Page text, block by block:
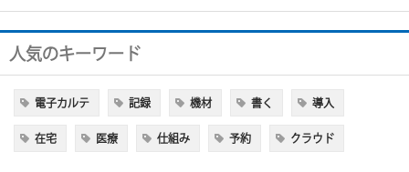
人気のキーワード
電子カルテ 記録 機材 書く 導入
在宅 医療 仕組み 予約 クラウド